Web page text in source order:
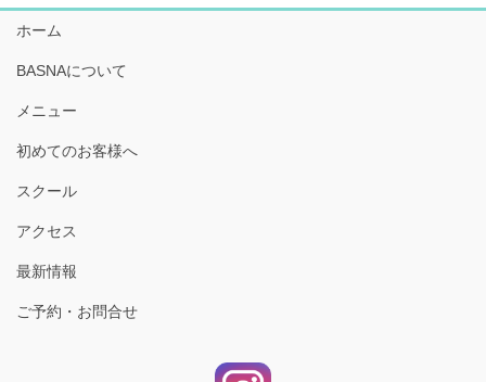
ホーム
BASNAについて
メニュー
初めてのお客様へ
スクール
アクセス
最新情報
ご予約・お問合せ